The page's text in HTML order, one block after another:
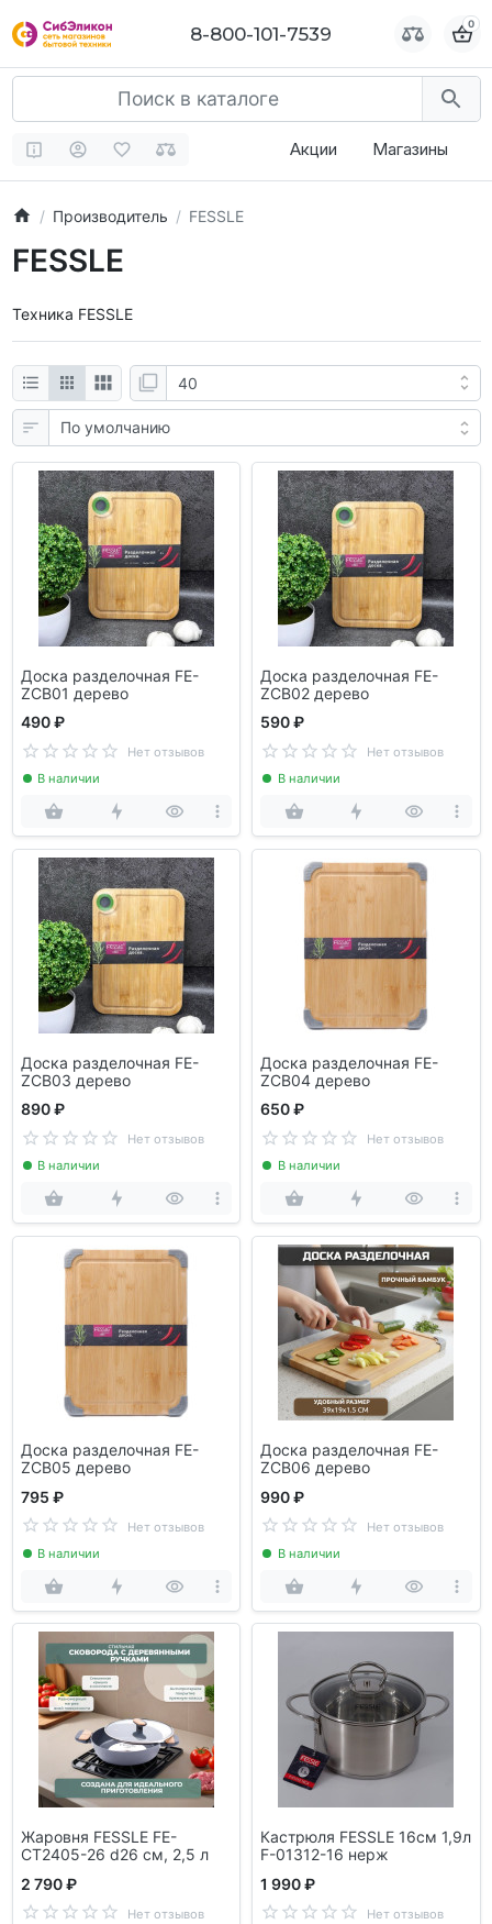
8-800-101-7539 0
Акции Магазины
Производитель FESSLE
FESSLE
Техника FESSLE
Доска разделочная FE-
ZCB01 дерево
490 ₽
Нет отзывов
В наличии
Доска разделочная FE-
ZCB02 дерево
590 ₽
Нет отзывов
В наличии
Доска разделочная FE-
ZCB03 дерево
890 ₽
Нет отзывов
В наличии
Доска разделочная FE-
ZCB04 дерево
650 ₽
Нет отзывов
В наличии
Доска разделочная FE-
ZCB05 дерево
795 ₽
Нет отзывов
В наличии
Доска разделочная FE-
ZCB06 дерево
990 ₽
Нет отзывов
В наличии
Жаровня FESSLE FE-
CT2405-26 d26 см, 2,5 л
2 790 ₽
Нет отзывов
Кастрюля FESSLE 16см 1,9л
F-01312-16 нерж
1 990 ₽
Нет отзывов
8-800-101-7539 0